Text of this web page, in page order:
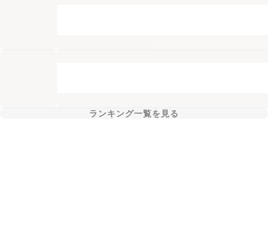
ランキング一覧を見る